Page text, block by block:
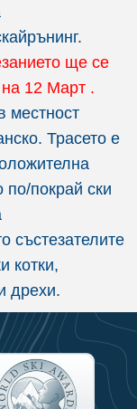
ще се
12 Март .
местност
Трасето е
покрай ски
състезателите
котки,
дрехи.